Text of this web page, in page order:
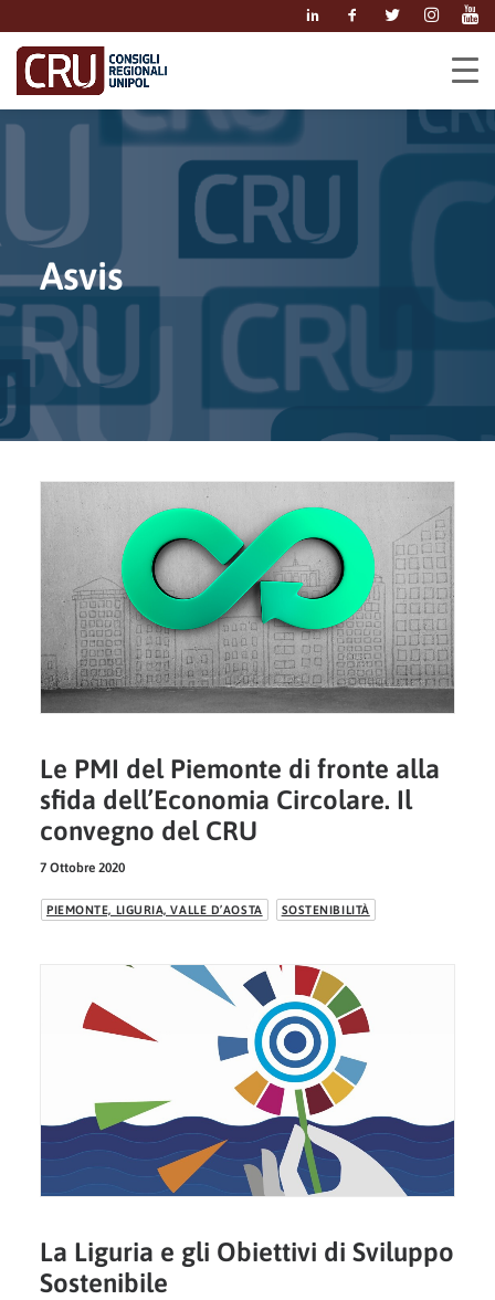
Asvis
Le PMI del Piemonte di fronte alla
sfida dell’Economia Circolare. Il
convegno del CRU
7 Ottobre 2020
PIEMONTE, LIGURIA, VALLE D’AOSTA SOSTENIBILITÀ
La Liguria e gli Obiettivi di Sviluppo
Sostenibile